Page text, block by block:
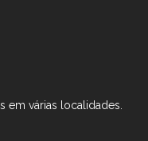
em várias localidades.